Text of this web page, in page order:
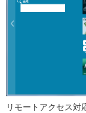
リモートアクセス対